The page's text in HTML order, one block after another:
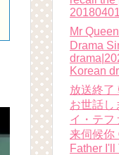
20180401
Mr
Drama
Korean
放送終了
お世話し
イ・テフ
来伺候你
Father I'll